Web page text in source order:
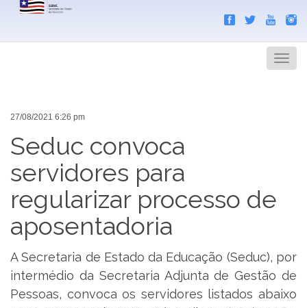
Menu
27/08/2021 6:26 pm
Seduc convoca
servidores para
regularizar processo de
aposentadoria
A Secretaria de Estado da Educação (Seduc), por
intermédio da Secretaria Adjunta de Gestão de
Pessoas, convoca os servidores listados abaixo